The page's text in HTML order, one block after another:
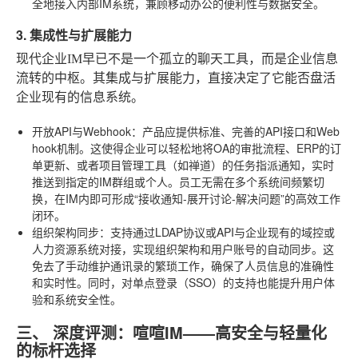
3. 集成性与扩展能力
现代企业IM早已不是一个孤立的聊天工具，而是企业信息
流转的中枢。其集成与扩展能力，直接决定了它能否盘活
企业现有的信息系统。
开放API与Webhook：产品应提供标准、完善的API接口和Web
hook机制。这使得企业可以轻松地将OA的审批流程、ERP的订
单更新、或者项目管理工具（如禅道）的任务指派通知，实时
推送到指定的IM群组或个人。员工无需在多个系统间频繁切
换，在IM内即可形成“接收通知-展开讨论-解决问题”的高效工作
闭环。
组织架构同步：支持通过LDAP协议或API与企业现有的域控或
人力资源系统对接，实现组织架构和用户账号的自动同步。这
免去了手动维护通讯录的繁琐工作，确保了人员信息的准确性
和实时性。同时，对单点登录（SSO）的支持也能提升用户体
验和系统安全性。
三、 深度评测：喧喧IM——高安全与轻量化
的标杆选择